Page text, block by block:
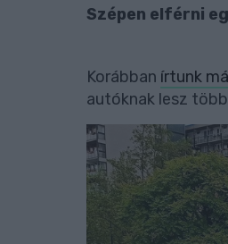
Szépen elférni
Korábban írtunk
autóknak lesz